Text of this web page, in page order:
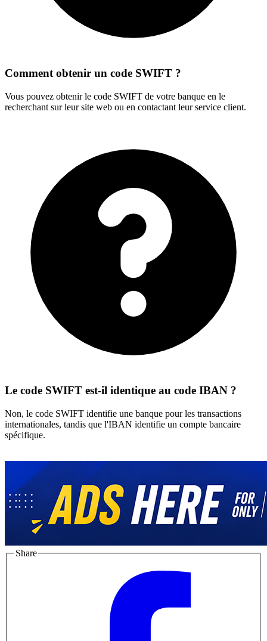
Comment obtenir un code SWIFT ?
Vous pouvez obtenir le code SWIFT de votre banque en le
recherchant sur leur site web ou en contactant leur service client.
Le code SWIFT est-il identique au code IBAN ?
Non, le code SWIFT identifie une banque pour les transactions
internationales, tandis que l'IBAN identifie un compte bancaire
spécifique.
Share